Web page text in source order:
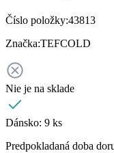
Číslo položky:43813
Značka:TEFCOLD
Nie je na sklade
Dánsko: 9 ks
Predpokladaná doba